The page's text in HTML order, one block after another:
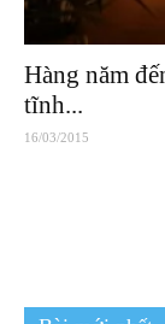
Hàng năm
tĩnh...
16/03/2015